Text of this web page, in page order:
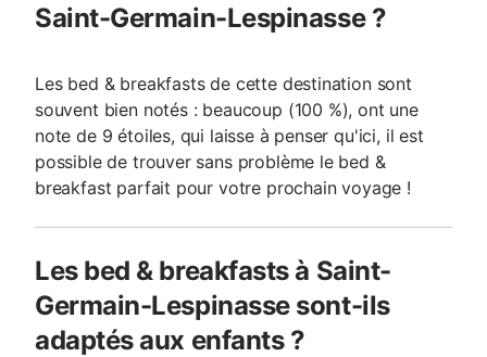
Saint-Germain-Lespinasse ?
Les bed & breakfasts de cette destination sont
souvent bien notés : beaucoup (100 %), ont une
note de 9 étoiles, qui laisse à penser qu'ici, il est
possible de trouver sans problème le bed &
breakfast parfait pour votre prochain voyage !
Les bed & breakfasts à Saint-
Germain-Lespinasse sont-ils
adaptés aux enfants ?